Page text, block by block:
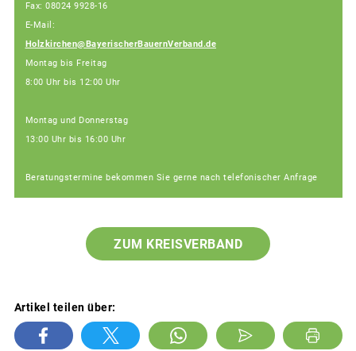
Fax: 08024 9928-16
E-Mail:
Holzkirchen@BayerischerBauernVerband.de
Montag bis Freitag
8:00 Uhr bis 12:00 Uhr
Montag und Donnerstag
13:00 Uhr bis 16:00 Uhr
Beratungstermine bekommen Sie gerne nach telefonischer Anfrage
ZUM KREISVERBAND
Artikel teilen über: